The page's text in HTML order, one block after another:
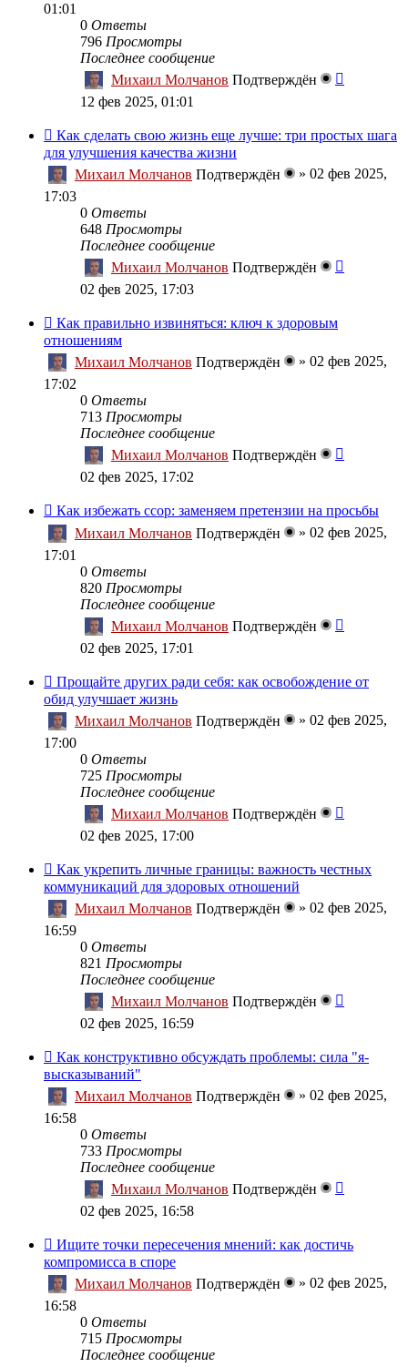
01:01
0 Ответы
796 Просмотры
Последнее сообщение
Михаил Молчанов Подтверждён
12 фев 2025, 01:01
Как сделать свою жизнь еще лучше: три простых шага
для улучшения качества жизни
Михаил Молчанов Подтверждён » 02 фев 2025,
17:03
0 Ответы
648 Просмотры
Последнее сообщение
Михаил Молчанов Подтверждён
02 фев 2025, 17:03
Как правильно извиняться: ключ к здоровым
отношениям
Михаил Молчанов Подтверждён » 02 фев 2025,
17:02
0 Ответы
713 Просмотры
Последнее сообщение
Михаил Молчанов Подтверждён
02 фев 2025, 17:02
Как избежать ссор: заменяем претензии на просьбы
Михаил Молчанов Подтверждён » 02 фев 2025,
17:01
0 Ответы
820 Просмотры
Последнее сообщение
Михаил Молчанов Подтверждён
02 фев 2025, 17:01
Прощайте других ради себя: как освобождение от
обид улучшает жизнь
Михаил Молчанов Подтверждён » 02 фев 2025,
17:00
0 Ответы
725 Просмотры
Последнее сообщение
Михаил Молчанов Подтверждён
02 фев 2025, 17:00
Как укрепить личные границы: важность честных
коммуникаций для здоровых отношений
Михаил Молчанов Подтверждён » 02 фев 2025,
16:59
0 Ответы
821 Просмотры
Последнее сообщение
Михаил Молчанов Подтверждён
02 фев 2025, 16:59
Как конструктивно обсуждать проблемы: сила "я-
высказываний"
Михаил Молчанов Подтверждён » 02 фев 2025,
16:58
0 Ответы
733 Просмотры
Последнее сообщение
Михаил Молчанов Подтверждён
02 фев 2025, 16:58
Ищите точки пересечения мнений: как достичь
компромисса в споре
Михаил Молчанов Подтверждён » 02 фев 2025,
16:58
0 Ответы
715 Просмотры
Последнее сообщение